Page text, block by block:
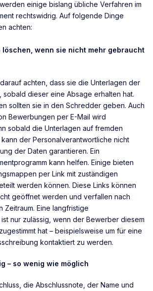
einige bislang übliche Verfahren im
rechtswidrig. Auf folgende Dinge
achten:
löschen, wenn sie nicht mehr gebraucht
achten, dass sie die Unterlagen der
dieser eine Absage erhalten hat.
sollten sie in den Schredder geben. Auch
Bewerbungen per E-Mail wird
sobald die Unterlagen auf fremden
der Personalverantwortliche nicht
der Daten garantieren. Ein
kann helfen. Einige bieten
per Link mit zuständigen
werden können. Diese Links können
geöffnet werden und verfallen nach
Zeitraum. Eine langfristige
nur zulässig, wenn der Bewerber diesem
hat – beispielsweise um für eine
kontaktiert zu werden.
– so wenig wie möglich
die Abschlussnote, der Name und